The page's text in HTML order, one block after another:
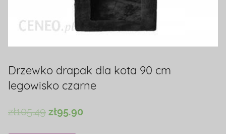
Drzewko drapak dla kota 90 cm
legowisko czarne
zł105.49 zł95.90